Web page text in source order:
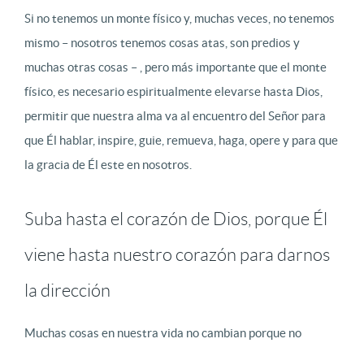
Si no tenemos un monte físico y, muchas veces, no tenemos
mismo – nosotros tenemos cosas atas, son predios y
muchas otras cosas – , pero más importante que el monte
físico, es necesario espiritualmente elevarse hasta Dios,
permitir que nuestra alma va al encuentro del Señor para
que Él hablar, inspire, guie, remueva, haga, opere y para que
la gracia de Él este en nosotros.
Suba hasta el corazón de Dios, porque Él
viene hasta nuestro corazón para darnos
la dirección
Muchas cosas en nuestra vida no cambian porque no